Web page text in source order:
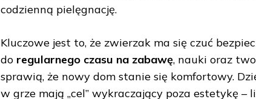
codzienną pielęgnację.
Kluczowe jest to, że zwierzak ma się czuć
do regularnego czasu na zabawę, nauki oraz
sprawią, że nowy dom stanie się komfortowy.
w grze mają „cel” wykraczający poza estetykę –